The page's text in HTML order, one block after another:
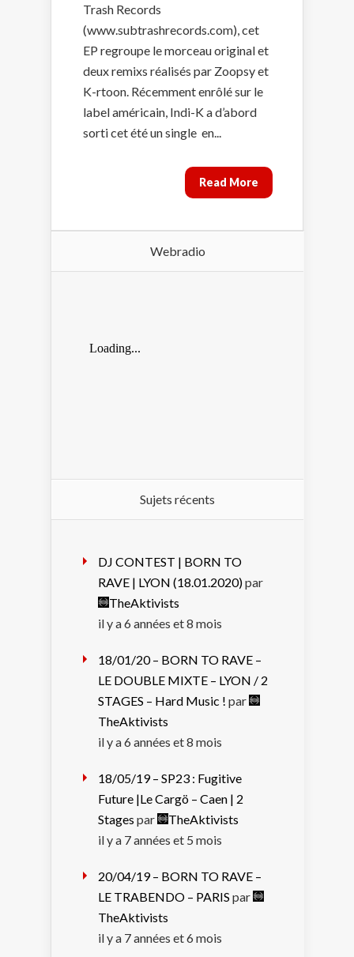
Trash Records
(www.subtrashrecords.com), cet
EP regroupe le morceau original et
deux remixs réalisés par Zoopsy et
K-rtoon. Récemment enrôlé sur le
label américain, Indi-K a d’abord
sorti cet été un single en...
Read More
Webradio
Sujets récents
DJ CONTEST | BORN TO
RAVE | LYON (18.01.2020)par
TheAktivists
il y a 6 années et 8 mois
18/01/20 – BORN TO RAVE –
LE DOUBLE MIXTE – LYON / 2
STAGES – Hard Music ! par
TheAktivists
il y a 6 années et 8 mois
18/05/19 – SP23 : Fugitive
Future |Le Cargö – Caen | 2
Stages par
TheAktivists
il y a 7 années et 5 mois
20/04/19 – BORN TO RAVE –
LE TRABENDO – PARIS par
TheAktivists
il y a 7 années et 6 mois